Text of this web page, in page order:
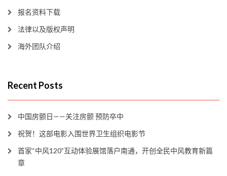
报名资料下载
法律以及版权声明
海外团队介绍
Recent Posts
中国房颤日——关注房颤 预防卒中
祝贺！这部电影入围世界卫生组织电影节
首家“中风120”互动体验展馆落户南通，开创全民中风教育新篇
章